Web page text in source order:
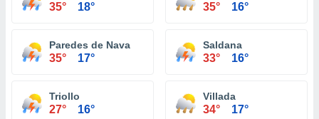
35° 18° 35° 16°
Paredes de Nava
35° 17°
Saldana
33° 16°
Triollo
27° 16°
Villada
34° 17°